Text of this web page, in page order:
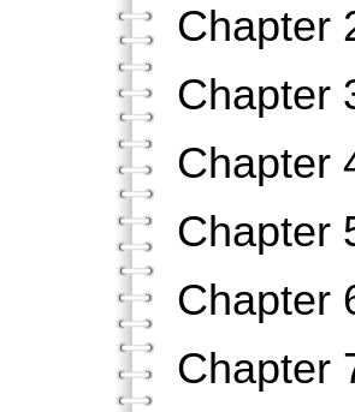
Chapter
Chapter
Chapter